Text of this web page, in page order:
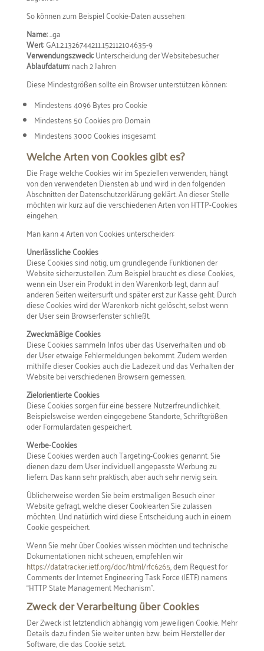
So können zum Beispiel Cookie-Daten aussehen:
Name:_ga
Wert:GA1.2.1326744211.152112104635-9
Verwendungszweck:Unterscheidung der Websitebesucher
Ablaufdatum:nach 2 Jahren
Diese Mindestgrößen sollte ein Browser unterstützen können:
Mindestens 4096 Bytes pro Cookie
Mindestens 50 Cookies pro Domain
Mindestens 3000 Cookies insgesamt
Welche Arten von Cookies gibt es?
Die Frage welche Cookies wir im Speziellen verwenden, hängt
von den verwendeten Diensten ab und wird in den folgenden
Abschnitten der Datenschutzerklärung geklärt. An dieser Stelle
möchten wir kurz auf die verschiedenen Arten von HTTP-Cookies
eingehen.
Man kann 4 Arten von Cookies unterscheiden:
Unerlässliche Cookies
Diese Cookies sind nötig, um grundlegende Funktionen der
Website sicherzustellen. Zum Beispiel braucht es diese Cookies,
wenn ein User ein Produkt in den Warenkorb legt, dann auf
anderen Seiten weitersurft und später erst zur Kasse geht. Durch
diese Cookies wird der Warenkorb nicht gelöscht, selbst wenn
der User sein Browserfenster schließt.
Zweckmäßige Cookies
Diese Cookies sammeln Infos über das Userverhalten und ob
der User etwaige Fehlermeldungen bekommt. Zudem werden
mithilfe dieser Cookies auch die Ladezeit und das Verhalten der
Website bei verschiedenen Browsern gemessen.
Zielorientierte Cookies
Diese Cookies sorgen für eine bessere Nutzerfreundlichkeit.
Beispielsweise werden eingegebene Standorte, Schriftgrößen
oder Formulardaten gespeichert.
Werbe-Cookies
Diese Cookies werden auch Targeting-Cookies genannt. Sie
dienen dazu dem User individuell angepasste Werbung zu
liefern. Das kann sehr praktisch, aber auch sehr nervig sein.
Üblicherweise werden Sie beim erstmaligen Besuch einer
Website gefragt, welche dieser Cookiearten Sie zulassen
möchten. Und natürlich wird diese Entscheidung auch in einem
Cookie gespeichert.
Wenn Sie mehr über Cookies wissen möchten und technische
Dokumentationen nicht scheuen, empfehlen wir
https://datatracker.ietf.org/doc/html/rfc6265, dem Request for
Comments der Internet Engineering Task Force (IETF) namens
“HTTP State Management Mechanism”.
Zweck der Verarbeitung über Cookies
Der Zweck ist letztendlich abhängig vom jeweiligen Cookie. Mehr
Details dazu finden Sie weiter unten bzw. beim Hersteller der
Software, die das Cookie setzt.